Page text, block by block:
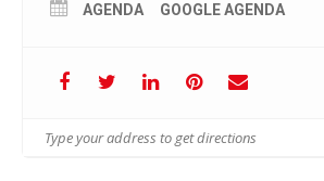
AGENDA GOOGLE AGENDA